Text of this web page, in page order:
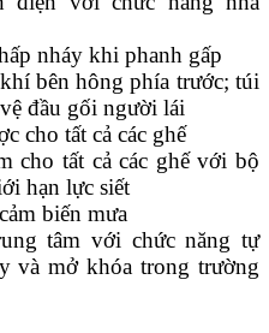
nháy khi phanh gấp
bên hông phía trước; túi
đầu gối người lái
cho tất cả các ghế
cho tất cả các ghế với bộ
hạn lực siết
biến mưa
tâm với chức năng tự
và mở khóa trong trường